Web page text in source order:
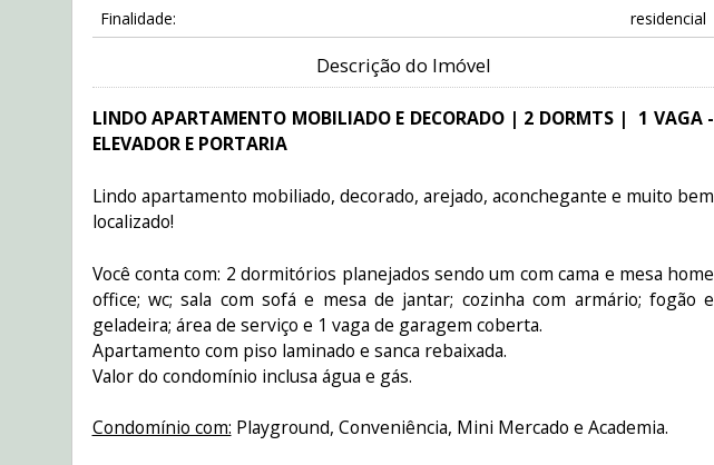
Finalidade: residencial
Descrição do Imóvel
LINDO APARTAMENTO MOBILIADO E DECORADO | 2 DORMTS | 1 VAGA -
ELEVADOR E PORTARIA
Lindo apartamento mobiliado, decorado, arejado, aconchegante e muito bem
localizado!
Você conta com: 2 dormitórios planejados sendo um com cama e mesa home
office; wc; sala com sofá e mesa de jantar; cozinha com armário; fogão e
geladeira; área de serviço e 1 vaga de garagem coberta.
Apartamento com piso laminado e sanca rebaixada.
Valor do condomínio inclusa água e gás.
Condomínio com: Playground, Conveniência, Mini Mercado e Academia.